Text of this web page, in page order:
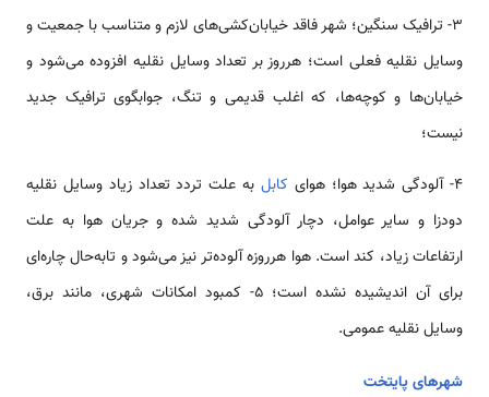
۳- ترافیک سنگین؛ شهر فاقد خیابان‌کشی‌های لازم و متناسب با جمعیت و
وسایل نقلیه فعلی است؛ هرروز بر تعداد وسایل نقلیه افزوده می‌شود و
خیابان‌ها و کوچه‌ها، که اغلب قدیمی و تنگ، جوابگوی ترافیک جدید
نیست؛
۴- آلودگی شدید هوا؛ هوای کابل به علت تردد تعداد زیاد وسایل نقلیه
دودزا و سایر عوامل، دچار آلودگی شدید شده و جریان هوا به علت
ارتفاعات زیاد، کند است. هوا هرروزه آلوده‌تر نیز می‌شود و تابه‌حال چاره‌ای
برای آن اندیشیده نشده است؛ ۵- کمبود امکانات شهری، مانند برق،
وسایل نقلیه عمومی.
شهرهای پایتخت